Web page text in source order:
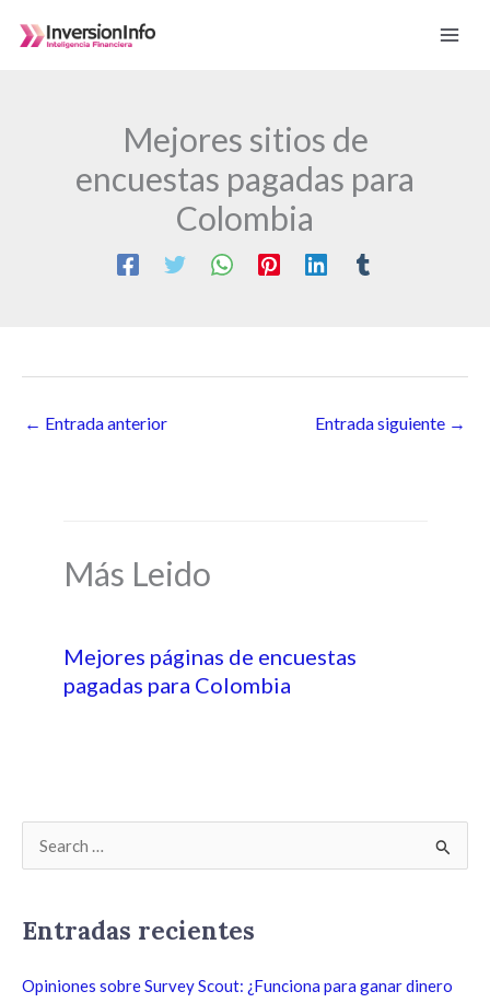
Mejores sitios de
encuestas pagadas para
Colombia
← Entrada anterior Entrada siguiente →
Más Leido
Mejores páginas de encuestas
pagadas para Colombia
a
Entradas recientes
Opiniones sobre Survey Scout: ¿Funciona para ganar dinero